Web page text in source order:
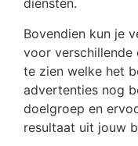
diensten.
Bovendien kun je
voor verschillende
te zien welke het
advertenties nog
doelgroep en
resultaat uit jouw